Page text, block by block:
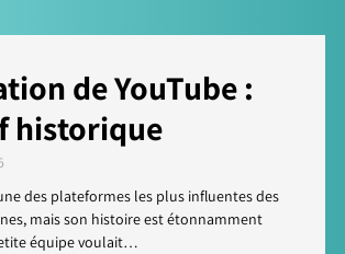
de YouTube :
historique
des plateformes les plus influentes des
mais son histoire est étonnamment
équipe voulait…